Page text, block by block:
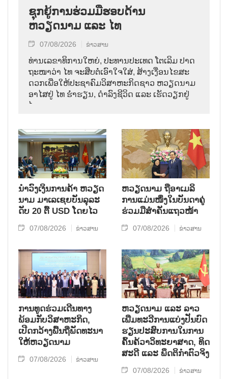
ຊຸກຍູ້ການຮ່ວມມືຮອບດ້ານ
ຫວຽດນາມ ແລະ ໄທ
07/08/2026 ຂ່າວສານ
ທ່ານ​ເລ​ຂາ​ທິ​ການ​ໃຫຍ່, ປະ​ທານ​ປະ​ເທດ ໂຕ​ເລິມ ປາດ​
ຖະ​ໜາ​ວ່າ ໄທ​ ຈະ​ສືບ​ຕໍ່​ເອົາ​ໃຈ​ໃສ່, ສ້າງ​ເງື່ອນ​ໄຂ​ສະ​
ດວກ​ເພື່ອ​ໃຫ້​ປະ​ຊາ​ຄົມ​ວ​ິ​ສາ​ຫະ​ກິດ​ຊາວ ຫວຽດ​ນາມ
ອາ​ໄສ​ຢູ່ ໄທ ຮ່ຳ​ຮຽນ, ດຳ​ລົງ​ຊີ​ວິດ ແລະ ເຮັດ​ວຽກ​ຢູ່​
ໄທ.
ນຳ​ວົງ​ເງິນ​ການ​ຄ້າ ຫວຽດ​
ນາມ ມາ​ເລ​ເຊຍ​ບັນ​ລຸ​ລະ​
ດັບ 20 ຕື້ USD ໂດຍ​ໄວ
07/08/2026 ຂ່າວສານ
ຫ​ວຽດ​ນາມ ຖື​ອາ​ເມ​ລິ​
ການ​ແມ່ນ​ໜຶ່ງ​ໃນ​ບັນ​ດາ​ຄູ່​
ຮ່ວມ​ມື​ສຳ​ຄັນ​ແຖວ​ໜ້າ
07/08/2026 ຂ່າວສານ
ການ​ທູດ​ຮ່ວມ​ເດີນ​ທາງ​
ພ້ອມກັບ​ວິ​ສາ​ຫະ​ກ​ິດ,
ເປີດກວ້າງ​ພື້ນ​ຖີ່​ພັດ​ທະ​ນາ​
ໃຫ້​ຫວຽດ​ນາມ
07/08/2026 ຂ່າວສານ
ຫວຽດ​ນາມ ແລະ ລາວ​
ເພີ່ມ​ທະ​ວີ​ການ​ແບ່​ງ​ປັນ​ບົດ​
ຮຽນ​ປະ​ສົບ​ການ​ໃນ​ການ​
ຄົ້ນ​ຄ້​ວາ​ວິ​ທະ​ຍາ​ສາດ, ທິດ​
ສະ​ດີ ແລະ ພຶດ​ຕິ​ກຳຕົວ​ຈິງ
07/08/2026 ຂ່າວສານ